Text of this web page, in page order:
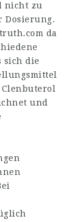
nicht zu
Dosierung.
da
sich die
und